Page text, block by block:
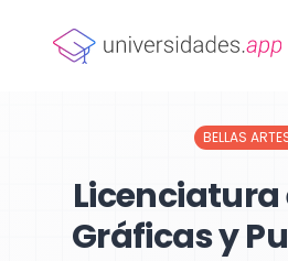
BELLAS
Licenciatura
Gráficas y